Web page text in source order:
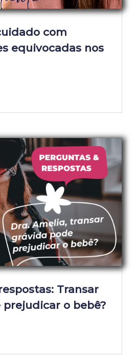
com
equivocadas nos
Transar
o bebê?